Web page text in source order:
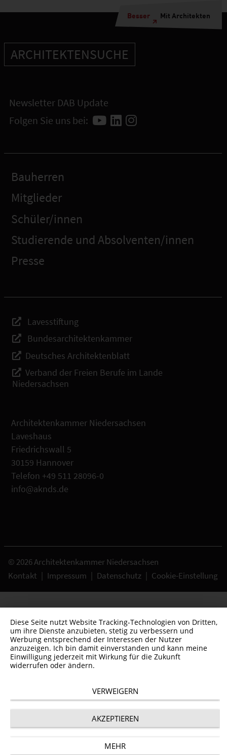
Besser Mit Architekten
ARCHITEKTENSUCHE
Newsletter DAB Update
Folgen Sie uns bei:
Bauherren
Mitglieder
Schüler/innen
Studierende und Absolventen/innen
Presse
Lavesstiftung
Bundesarchitektenkammer
Deutsches Architektenblatt
Verband der Freien Berufe im Lande
Niedersachsen
Architektenkammer Niedersachsen
Laveshaus
Friedrichswall 5
30159 Hannover
Telefon +49 511 28096-0
info@aknds.de
© 2026 Architektenkammer Niedersachsen
Kontakt | Impressum | Datenschutz | Cookie-Einstellung
Diese Seite nutzt Website Tracking-Technologien von Dritten,
um ihre Dienste anzubieten, stetig zu verbessern und
Werbung entsprechend der Interessen der Nutzer
anzuzeigen. Ich bin damit einverstanden und kann meine
Einwilligung jederzeit mit Wirkung für die Zukunft
widerrufen oder ändern.
VERWEIGERN
AKZEPTIEREN
MEHR